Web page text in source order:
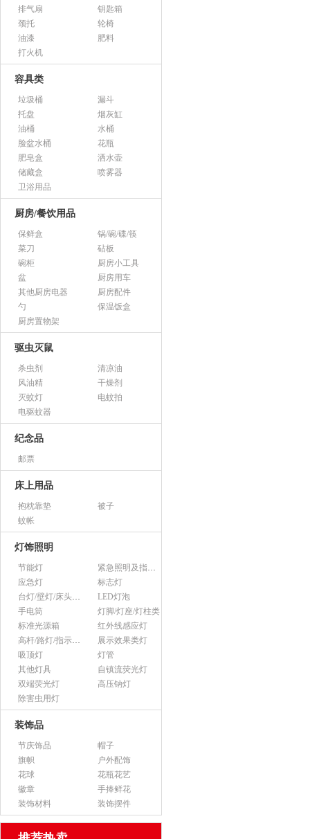
排气扇
钥匙箱
颈托
轮椅
油漆
肥料
打火机
容具类
垃圾桶
漏斗
托盘
烟灰缸
油桶
水桶
脸盆水桶
花瓶
肥皂盒
洒水壶
储藏盒
喷雾器
卫浴用品
厨房/餐饮用品
保鲜盒
锅/碗/碟/筷
菜刀
砧板
碗柜
厨房小工具
盆
厨房用车
其他厨房电器
厨房配件
勺
保温饭盒
厨房置物架
驱虫灭鼠
杀虫剂
清凉油
风油精
干燥剂
灭蚊灯
电蚊拍
电驱蚊器
纪念品
邮票
床上用品
抱枕靠垫
被子
蚊帐
灯饰照明
节能灯
紧急照明及指示灯
应急灯
标志灯
台灯/壁灯/床头灯/落地灯
LED灯泡
手电筒
灯脚/灯座/灯柱类
标准光源箱
红外线感应灯
高杆/路灯/指示灯类
展示效果类灯
吸顶灯
灯管
其他灯具
自镇流荧光灯
双端荧光灯
高压钠灯
除害虫用灯
装饰品
节庆饰品
帽子
旗帜
户外配饰
花球
花瓶花艺
徽章
手捧鲜花
装饰材料
装饰摆件